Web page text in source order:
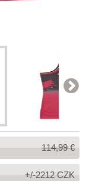
Bežná
cena:
114,99 €
+/-2212 CZK